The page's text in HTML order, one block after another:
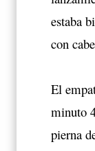
estaba
con
El
minuto
pierna